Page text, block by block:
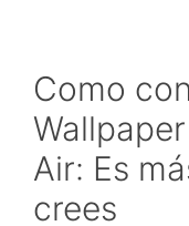
Como
Air: Es
crees